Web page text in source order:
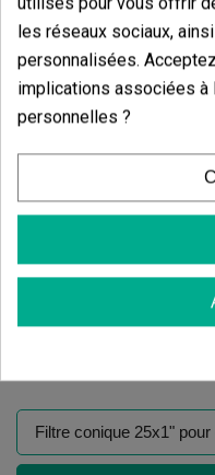
Produits
les réseaux sociaux,
personnalisées.
implications associées
personnelles ?